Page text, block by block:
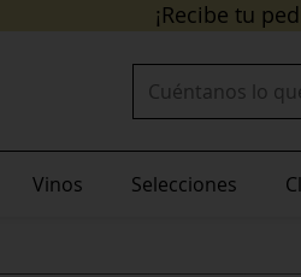
¡Recibe tu pedido
Vinos Selecciones